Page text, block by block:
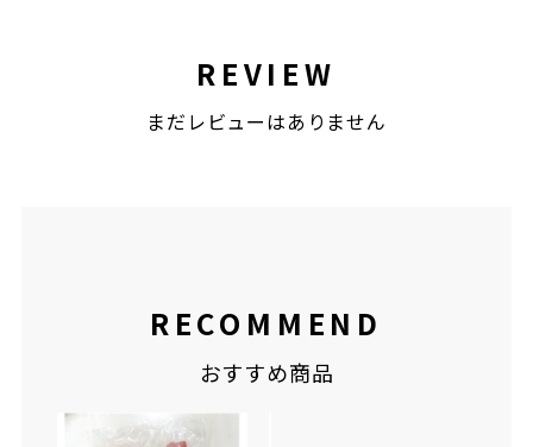
REVIEW
まだレビューはありません
RECOMMEND
おすすめ商品